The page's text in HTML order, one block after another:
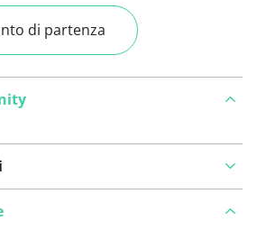
di partenza